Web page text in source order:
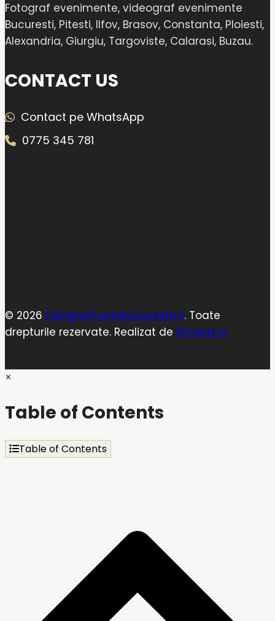
Fotograf evenimente, videograf evenimente
Bucuresti, Pitesti, Ilfov, Brasov, Constanta, Ploiesti,
Alexandria, Giurgiu, Targoviste, Calarasi, Buzau.
CONTACT US
Contact pe WhatsApp
0775 345 781
© 2026 fotografnuntabucuresti.ro. Toate
drepturile rezervate. Realizat de SimAds.ro
×
Table of Contents
Table of Contents